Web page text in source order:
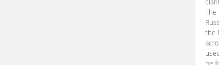
The
the
be